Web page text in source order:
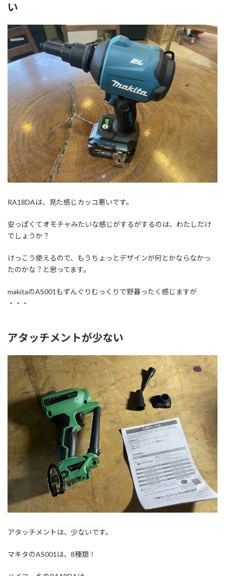
い
RA18DAは、見た感じカッコ悪いです。
安っぽくてオモチャみたいな感じがするがするのは、わたしだけ
でしょうか？
けっこう使えるので、もうちょっとデザインが何とかならなかっ
たのかな？と思ってます。
makitaのAS001もずんぐりむっくりで野暮ったく感じますが
・・・
アタッチメントが少ない
アタッチメントは、少ないです。
マキタのAS001は、8種類！